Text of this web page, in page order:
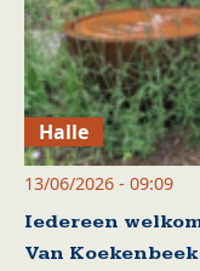
Halle
13/06/2026 - 09:09
Iedereen
Van